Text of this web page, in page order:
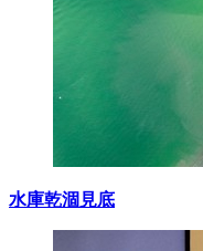
水庫乾涸見底